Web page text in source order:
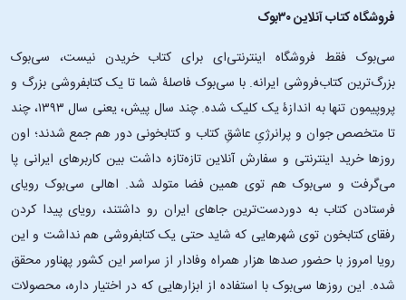
فروشگاه کتاب آنلاین ۳۰بوک
سی‌بوک فقط فروشگاه اینترنتی‌ای برای کتاب خریدن نیست، سی‌بوک
بزرگ‌ترین کتاب‌فروشی ایرانه. با سی‌بوک فاصلۀ شما تا یک کتابفروشی بزرگ و
پروپیمون تنها به اندازۀ یک کلیک شده. چند سال پیش، یعنی سال ۱۳۹۳، چند
تا متخصص جوان و پرانرژیِ عاشقِ کتاب و کتابخونی دور هم جمع شدند؛ اون‌
روزها خرید اینترنتی و سفارش آنلاین تازه‌تازه داشت بین کاربرهای ایرانی پا
می‌گرفت و سی‌بوک هم توی همین فضا متولد شد. اهالی سی‌بوک رویای
فرستادن کتاب به دوردست‌ترین جاهای ایران رو داشتند، رویای پیدا کردن
رفقای کتابخون توی شهرهایی که شاید حتی یک کتابفروشی هم نداشت و این
رویا امروز با حضور صدها هزار همراه وفادار از سراسر این کشور پهناور محقق
شده. این ‌روزها سی‌بوک با استفاده از ابزارهایی که در اختیار داره، محصولات